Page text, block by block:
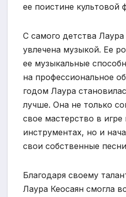
ее поистине культовой
С самого детства
увлечена музыкой. Ее
ее музыкальные
на профессиональное
годом Лаура
лучше. Она не только
свое мастерство в игре
инструментах, но и
свои собственные
Благодаря своему
Лаура Кеосаян смогла